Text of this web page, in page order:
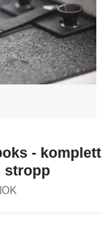
- komplett
stropp